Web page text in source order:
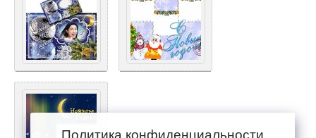
Политика конфиденциальности